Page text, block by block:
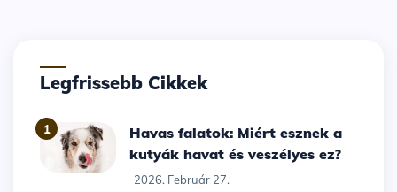
Legfrissebb Cikkek
1
Havas falatok: Miért esznek a
kutyák havat és veszélyes ez?
2026. Február 27.